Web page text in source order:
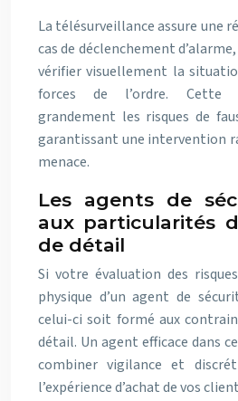
La télésurveillance assure une
cas de déclenchement
vérifier visuellement la
forces de l’ordre. Cette
grandement les risques de
garantissant une intervention
menace.
Les agents de
aux particularités
de détail
Si votre évaluation des
physique d’un agent de
celui-ci soit formé aux
détail. Un agent efficace dans
combiner vigilance et
l’expérience d’achat de vos